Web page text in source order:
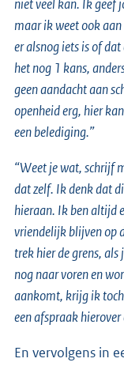
niet veel kan. Ik geef
maar ik weet ook
er alsnog iets is of
het nog 1 kans,
geen aandacht aan
openheid erg, hier
een belediging.”
“Weet je wat, schrijf
dat zelf. Ik denk dat
hieraan. Ik ben altijd
vriendelijk blijven op
trek hier de grens,
nog naar voren en
aankomt, krijg ik
een afspraak
En vervolgens in